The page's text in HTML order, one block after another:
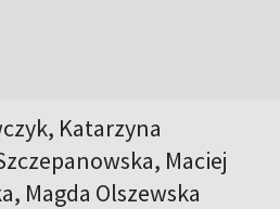
Katarzyna
Maciej
Magda Olszewska